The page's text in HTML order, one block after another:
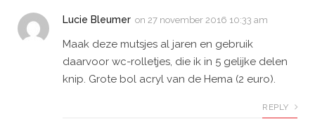
Lucie Bleumer on 27 november 2016 10:33 am
Maak deze mutsjes al jaren en gebruik
daarvoor wc-rolletjes, die ik in 5 gelijke delen
knip. Grote bol acryl van de Hema (2 euro).
REPLY